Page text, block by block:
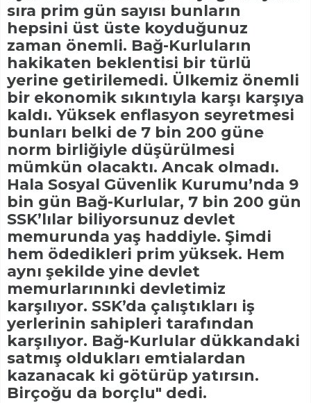
sıra prim gün sayısı bunların
hepsini üst üste koyduğunuz
zaman önemli. Bağ-Kurluların
hakikaten beklentisi bir türlü
yerine getirilemedi. Ülkemiz önemli
bir ekonomik sıkıntıyla karşı karşıya
kaldı. Yüksek enflasyon seyretmesi
bunları belki de 7 bin 200 güne
norm birliğiyle düşürülmesi
mümkün olacaktı. Ancak olmadı.
Hala Sosyal Güvenlik Kurumu’nda 9
bin gün Bağ-Kurlular, 7 bin 200 gün
SSK’lılar biliyorsunuz devlet
memurunda yaş haddiyle. Şimdi
hem ödedikleri prim yüksek. Hem
aynı şekilde yine devlet
memurlarınınki devletimiz
karşılıyor. SSK’da çalıştıkları iş
yerlerinin sahipleri tarafından
karşılıyor. Bağ-Kurlular dükkandaki
satmış oldukları emtialardan
kazanacak ki götürüp yatırsın.
Birçoğu da borçlu" dedi.